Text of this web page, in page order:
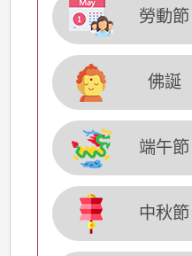
勞動節
佛誕
端午節
中秋節